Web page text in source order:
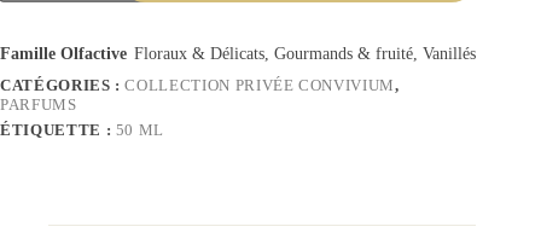
Famille Olfactive Floraux & Délicats, Gourmands & fruité, Vanillés
CATÉGORIES :COLLECTION PRIVÉE CONVIVIUM,
PARFUMS
ÉTIQUETTE : 50 ML